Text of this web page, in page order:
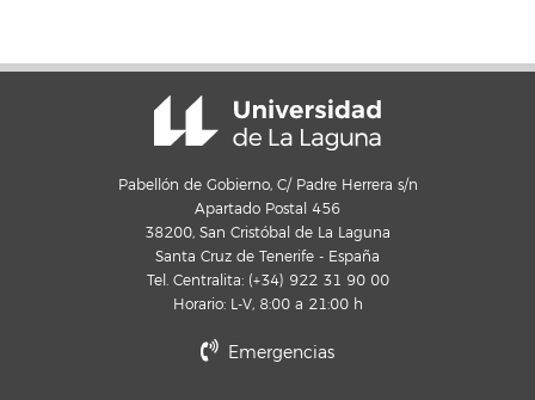
Pabellón de Gobierno, C/ Padre Herrera s/n
Apartado Postal 456
38200, San Cristóbal de La Laguna
Santa Cruz de Tenerife - España
Tel. Centralita: (+34) 922 31 90 00
Horario: L-V, 8:00 a 21:00 h
Emergencias